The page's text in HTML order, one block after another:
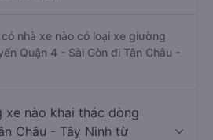
nhà xe nào có loại xe giường
Quận 4 - Sài Gòn đi Tân Châu -
xe nào khai thác dòng
Châu - Tây Ninh từ